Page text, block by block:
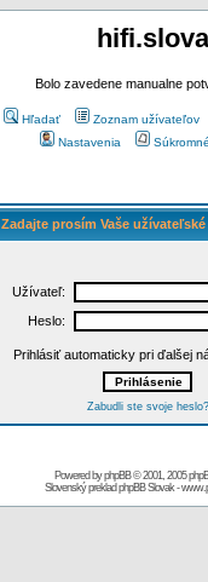
Bolo zavedene manualne
Hľadať Zoznam užívateľov
Nastavenia
Zadajte prosím Vaše
Užívateľ:
Heslo:
Prihlásiť automaticky pri ďalšej
Zabudli ste svoje heslo?
Powered byphpBB© 2001, 2005
Slovenský preklad phpBB Slovak-